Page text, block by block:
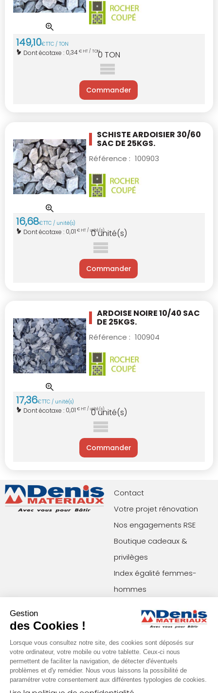
149,10€TTC / TON
Dont écotaxe : 0,34€ HT / TON0 TON
Commander
SCHISTE ARDOISIER 30/60
SAC DE 25KGS.
Référence : 100903
16,68€TTC / unité(s)
Dont écotaxe : 0,01 € HT / unité(s)
0unité(s)
Commander
ARDOISE NOIRE 10/40 SAC
DE 25KGS.
Référence : 100904
17,36€TTC / unité(s)
Dont écotaxe : 0,01 € HT / unité(s)
0unité(s)
Commander
Contact
Votre projet rénovation
Nos engagements RSE
Boutique cadeaux &
privilèges
Index égalité femmes-
hommes
Paiements acceptés Restons en contact !
Conditions générales de vente (agences)
Conditions générales de vente (e-commerce)
Mentions légales
Plan du site
Politique de confidentialité
Gestion
des Cookies !
Lorsque vous consultez notre site, des cookies sont déposés sur
votre ordinateur, votre mobile ou votre tablette. Ceux-ci nous
permettent de faciliter la navigation, de détecter d'éventuels
problèmes et d'y remédier. Nous vous laissons la possibilité de
paramétrer votre consentement aux différentes typologies de cookies.